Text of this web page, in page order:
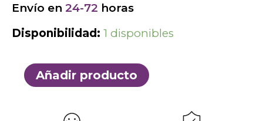
Envío en 24-72 horas
Disponibilidad: 1 disponibles
Añadir producto